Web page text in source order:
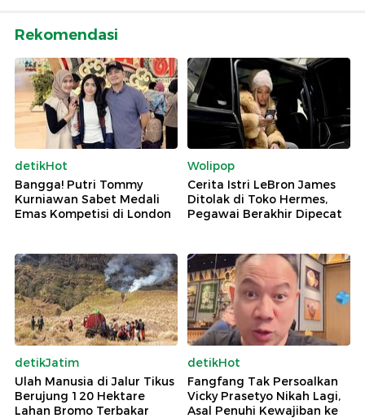
Rekomendasi
detikHot
Bangga! Putri Tommy
Kurniawan Sabet Medali
Emas Kompetisi di London
Wolipop
Cerita Istri LeBron James
Ditolak di Toko Hermes,
Pegawai Berakhir Dipecat
detikJatim
Ulah Manusia di Jalur Tikus
Berujung 120 Hektare
Lahan Bromo Terbakar
detikHot
Fangfang Tak Persoalkan
Vicky Prasetyo Nikah Lagi,
Asal Penuhi Kewajiban ke